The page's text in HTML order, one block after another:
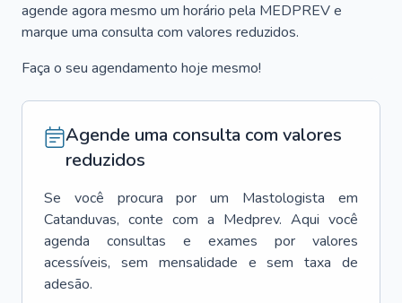
agende agora mesmo um horário pela MEDPREV e
marque uma consulta com valores reduzidos.
Faça o seu agendamento hoje mesmo!
Agende uma consulta com valores
reduzidos
Se você procura por um Mastologista
em
Catanduvas, conte com a Medprev. Aqui você
agenda consultas e exames por valores
acessíveis, sem mensalidade e sem taxa de
adesão.